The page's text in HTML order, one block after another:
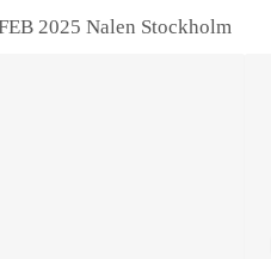
2025 Nalen Stockholm